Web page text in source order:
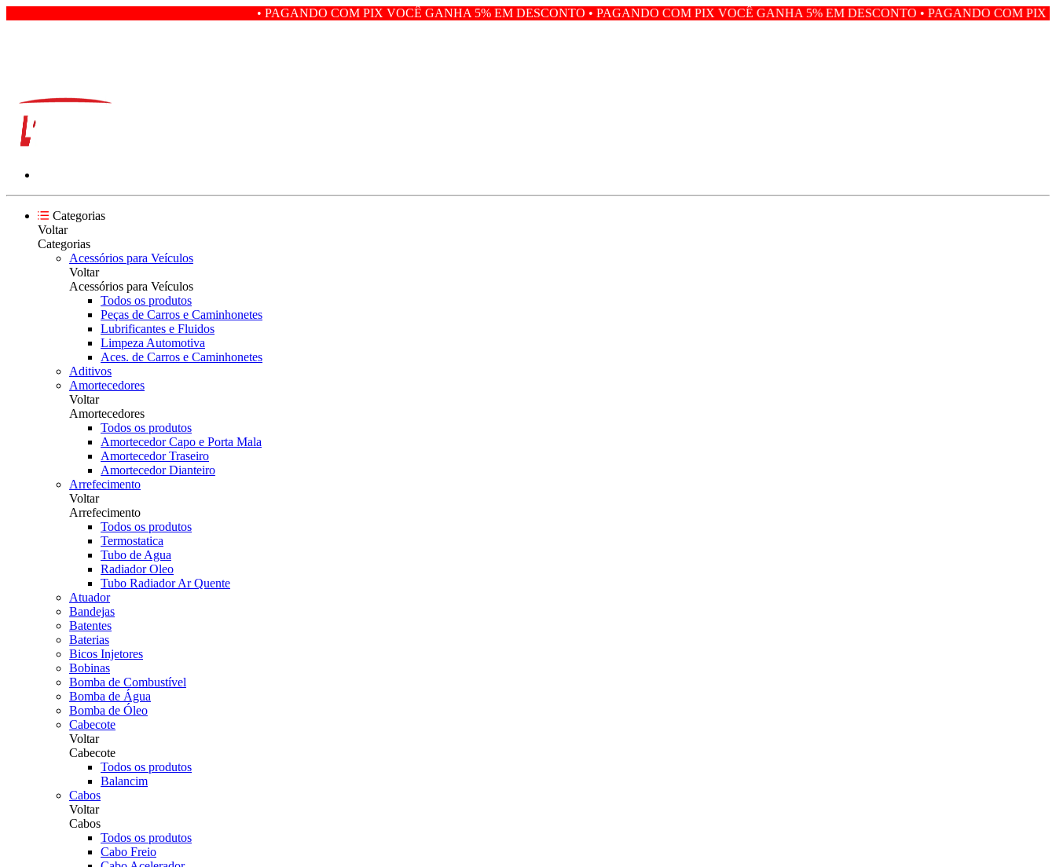
• PAGANDO COM PIX VOCÊ GANHA 5% EM DESCONTO • PAGANDO COM PIX VOCÊ GANHA 5% EM DESCONTO • PAGANDO COM PIX VOCÊ GANHA
Categorias
Voltar
Categorias
Acessórios para Veículos
Voltar
Acessórios para Veículos
Todos os produtos
Peças de Carros e Caminhonetes
Lubrificantes e Fluidos
Limpeza Automotiva
Aces. de Carros e Caminhonetes
Aditivos
Amortecedores
Voltar
Amortecedores
Todos os produtos
Amortecedor Capo e Porta Mala
Amortecedor Traseiro
Amortecedor Dianteiro
Arrefecimento
Voltar
Arrefecimento
Todos os produtos
Termostatica
Tubo de Agua
Radiador Oleo
Tubo Radiador Ar Quente
Atuador
Bandejas
Batentes
Baterias
Bicos Injetores
Bobinas
Bomba de Combustível
Bomba de Água
Bomba de Óleo
Cabecote
Voltar
Cabecote
Todos os produtos
Balancim
Cabos
Voltar
Cabos
Todos os produtos
Cabo Freio